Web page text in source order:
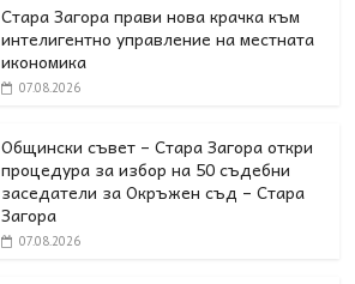
Стара Загора прави нова крачка към
интелигентно управление на местната
икономика
07.08.2026
Общински съвет – Стара Загора откри
процедура за избор на 50 съдебни
заседатели за Окръжен съд – Стара
Загора
07.08.2026